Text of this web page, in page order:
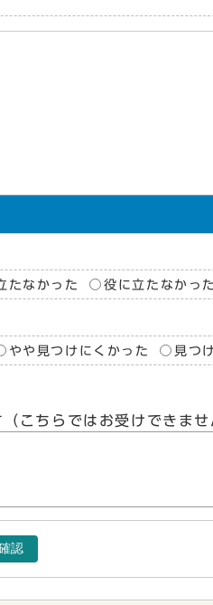
たなかった 役に立たなかっ
やや見つけにくかった 見つ
こちらではお受けできま
認